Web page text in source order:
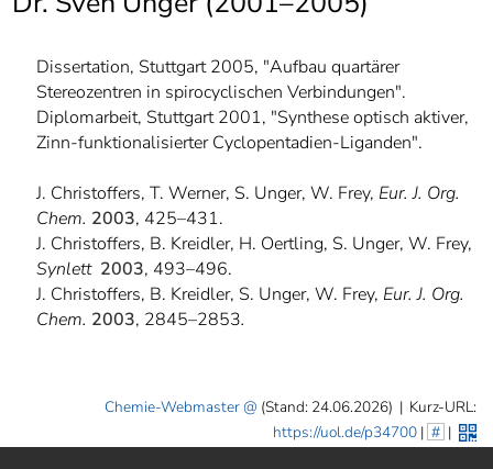
7 ]
Barrierefreiheit
Dissertation, Stuttgart 2005, "Aufbau quartärer
Stereozentren in spirocyclischen Verbindungen".
Diplomarbeit, Stuttgart 2001, "Synthese optisch aktiver,
Zinn-funktionalisierter Cyclopentadien-Liganden".
J. Christoffers, T. Werner, S. Unger, W. Frey, Eur. J. Org.
Chem. 2003, 425–431.
J. Christoffers, B. Kreidler, H. Oertling, S. Unger, W. Frey,
Synlett 2003, 493–496.
J. Christoffers, B. Kreidler, S. Unger, W. Frey, Eur. J. Org.
Chem. 2003, 2845–2853.
Chemie-Webmaster (Stand: 24.06.2026) | Kurz-URL:
https://uol.de/p34700| # |